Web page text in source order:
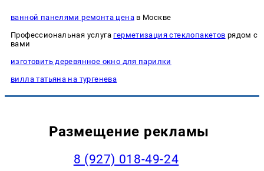
ванной панелями ремонта ценав Москве
Профессиональная услуга герметизация стеклопакетов рядом с
вами
изготовить деревянное окно для парилки
вилла татьяна на тургенева
Размещение рекламы
8 (927) 018-49-24